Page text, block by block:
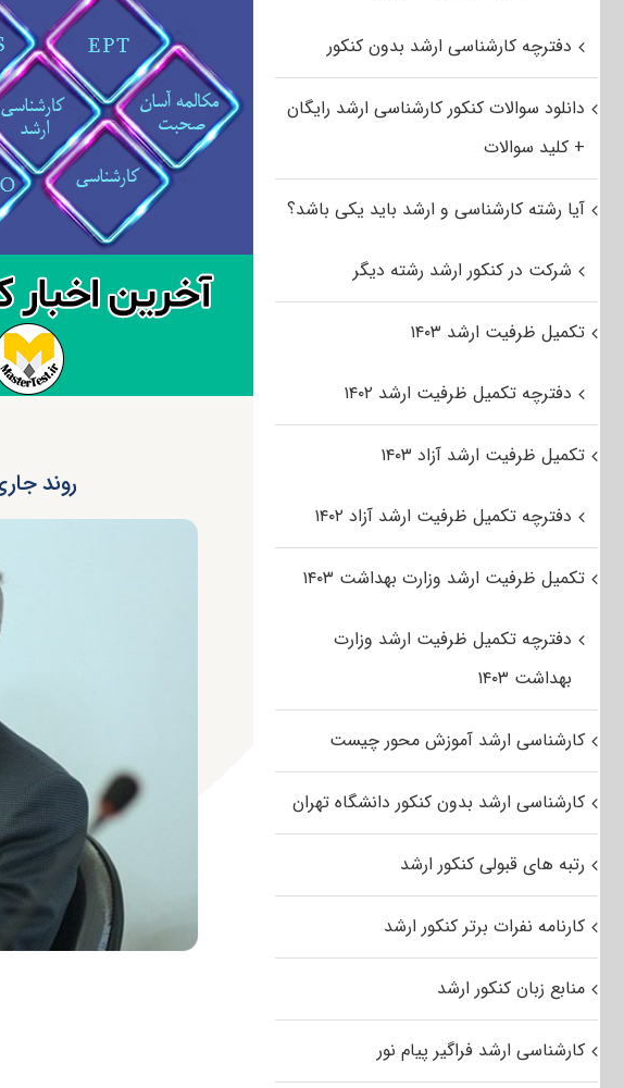
روند
دفترچه کارشناسی ارشد بدون کنکور
دانلود سوالات کنکور کارشناسی ارشد رایگان
+ کلید سوالات
آیا رشته کارشناسی و ارشد باید یکی باشد؟
شرکت در کنکور ارشد رشته دیگر
تکمیل ظرفیت ارشد ۱۴۰۳
دفترچه تکمیل ظرفیت ارشد ۱۴۰۲
تکمیل ظرفیت ارشد آزاد ۱۴۰۳
دفترچه تکمیل ظرفیت ارشد آزاد ۱۴۰۲
تکمیل ظرفیت ارشد وزارت بهداشت ۱۴۰۳
دفترچه تکمیل ظرفیت ارشد وزارت
بهداشت ۱۴۰۳
کارشناسی ارشد آموزش محور چیست
کارشناسی ارشد بدون کنکور دانشگاه تهران
رتبه های قبولی کنکور ارشد
کارنامه نفرات برتر کنکور ارشد
منابع زبان کنکور ارشد
کارشناسی ارشد فراگیر پیام نور